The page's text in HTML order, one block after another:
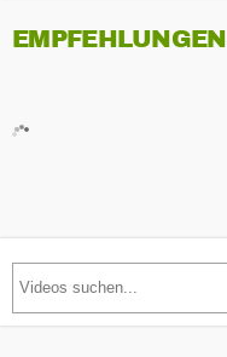
EMPFEHLUNGEN